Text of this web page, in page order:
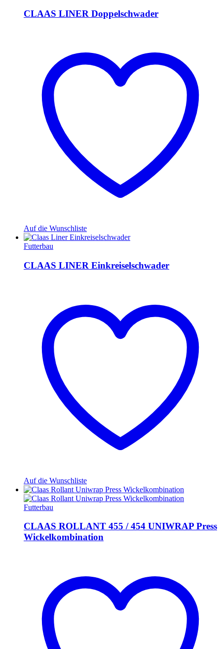
CLAAS LINER Doppelschwader
Auf die Wunschliste
Futterbau
CLAAS LINER Einkreiselschwader
Auf die Wunschliste
Futterbau
CLAAS ROLLANT 455 / 454 UNIWRAP Press
Wickelkombination